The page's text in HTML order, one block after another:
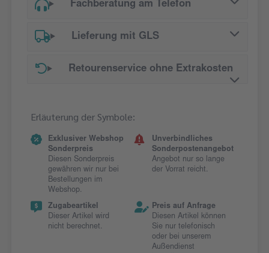
Fachberatung am Telefon
Lieferung mit GLS
Retourenservice ohne Extrakosten
Erläuterung der Symbole:
Exklusiver Webshop
Sonderpreis
Diesen Sonderpreis
gewähren wir nur bei
Bestellungen im
Webshop.
Unverbindliches
Sonderpostenangebot
Angebot nur so lange
der Vorrat reicht.
Zugabeartikel
Dieser Artikel wird
nicht berechnet.
Preis auf Anfrage
Diesen Artikel können
Sie nur telefonisch
oder bei unserem
Außendienst